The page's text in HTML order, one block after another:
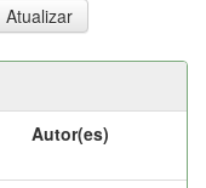
Autor(es)